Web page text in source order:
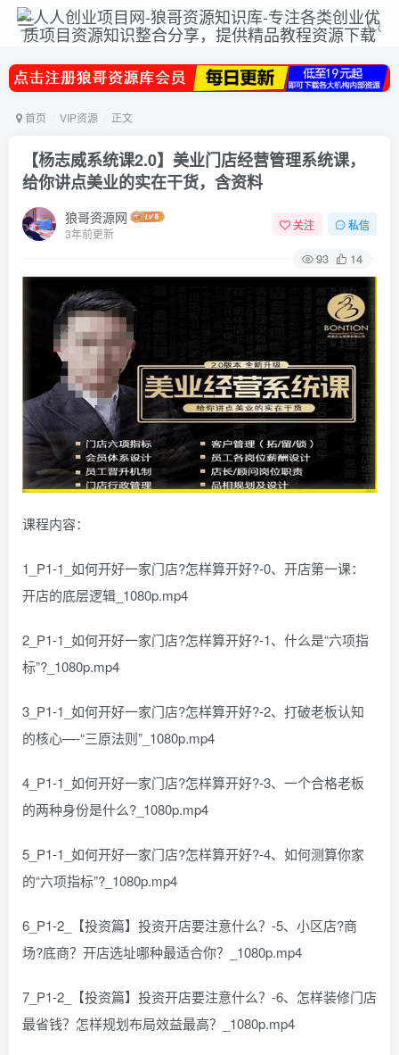
首页 VIP资源 正文
【杨志威系统课2.0】美业门店经营管理系统课，
给你讲点美业的实在干货，含资料
狼哥资源网
3年前更新
关注 私信
93 14
课程内容：
1_P1-1_如何开好一家门店?怎样算开好?-0、开店第一课：
开店的底层逻辑_1080p.mp4
2_P1-1_如何开好一家门店?怎样算开好?-1、什么是“六项指
标”?_1080p.mp4
3_P1-1_如何开好一家门店?怎样算开好?-2、打破老板认知
的核心—-“三原法则”_1080p.mp4
4_P1-1_如何开好一家门店?怎样算开好?-3、一个合格老板
的两种身份是什么?_1080p.mp4
5_P1-1_如何开好一家门店?怎样算开好?-4、如何测算你家
的“六项指标”?_1080p.mp4
6_P1-2_【投资篇】投资开店要注意什么？-5、小区店?商
场?底商？开店选址哪种最适合你？_1080p.mp4
7_P1-2_【投资篇】投资开店要注意什么？-6、怎样装修门店
最省钱？怎样规划布局效益最高？_1080p.mp4